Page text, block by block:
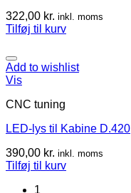
322,00 kr. inkl. moms
Tilføj til kurv
Add to wishlist
Vis
CNC tuning
LED-lys til Kabine D.420
390,00 kr. inkl. moms
Tilføj til kurv
1